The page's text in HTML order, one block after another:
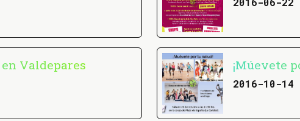
Valdepares ¡Múevete
2016-10-14